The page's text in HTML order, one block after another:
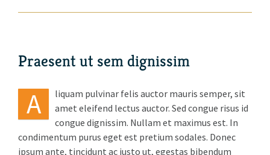
Praesent ut sem dignissim
A
liquam pulvinar felis auctor mauris semper, sit
amet eleifend lectus auctor. Sed congue risus id
congue dignissim. Nullam et maximus est. In
condimentum purus eget est pretium sodales. Donec
ipsum ante, tincidunt ac justo ut, egestas bibendum